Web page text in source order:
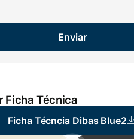
Enviar
Ficha Técnica
Ficha Técncia Dibas Blue2